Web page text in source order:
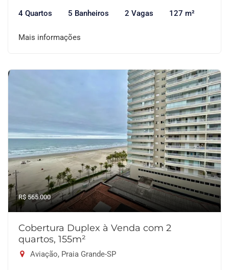
4 Quartos 5 Banheiros 2 Vagas 127 m²
Mais informações
R$ 565.000
Cobertura Duplex à Venda com 2
quartos, 155m²
Aviação, Praia Grande-SP